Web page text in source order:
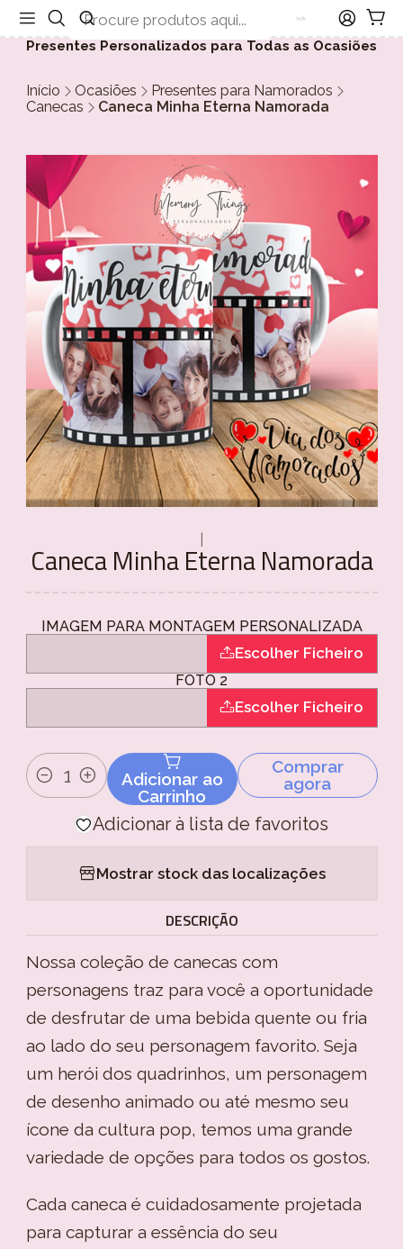
Presentes Personalizados para Todas as Ocasiões
Início Ocasiões
Presentes para Namorados
Canecas
Caneca Minha Eterna Namorada
Caneca Minha Eterna Namorada
IMAGEM PARA MONTAGEM PERSONALIZADA
Escolher Ficheiro
FOTO 2
Escolher Ficheiro
Quantidade
Adicionar ao
Carrinho
Comprar
agora
Adicionar à lista de favoritos
Mostrar stock das localizações
DESCRIÇÃO
Nossa coleção de canecas com
personagens traz para você a oportunidade
de desfrutar de uma bebida quente ou fria
ao lado do seu personagem favorito. Seja
um herói dos quadrinhos, um personagem
de desenho animado ou até mesmo seu
ícone da cultura pop, temos uma grande
variedade de opções para todos os gostos.
Cada caneca é cuidadosamente projetada
para capturar a essência do seu